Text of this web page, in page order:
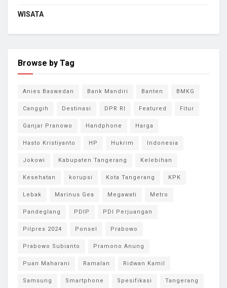
WISATA
Browse by Tag
Anies Baswedan Bank Mandiri Banten BMKG
Canggih Destinasi DPR RI Featured Fitur
Ganjar Pranowo Handphone Harga
Hasto Kristiyanto HP Hukrim Indonesia
Jokowi Kabupaten Tangerang Kelebihan
Kesehatan korupsi Kota Tangerang KPK
Lebak Marinus Gea Megawati Metro
Pandeglang PDIP PDI Perjuangan
Pilpres 2024 Ponsel Prabowo
Prabowo Subianto Pramono Anung
Puan Maharani Ramalan Ridwan Kamil
Samsung Smartphone Spesifikasi Tangerang